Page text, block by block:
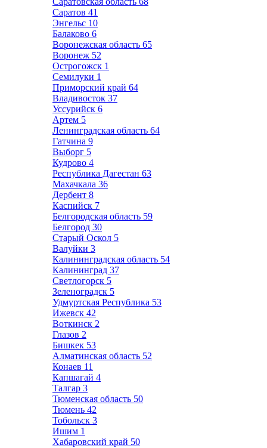
Саратов 41
Энгельс 10
Балаково 6
Воронежская область 65
Воронеж 52
Острогожск 1
Семилуки 1
Приморский край 64
Владивосток 37
Уссурийск 6
Артем 5
Ленинградская область 64
Гатчина 9
Выборг 5
Кудрово 4
Республика Дагестан 63
Махачкала 36
Дербент 8
Каспийск 7
Белгородская область 59
Белгород 30
Старый Оскол 5
Валуйки 3
Калининградская область 54
Калининград 37
Светлогорск 5
Зеленоградск 5
Удмуртская Республика 53
Ижевск 42
Воткинск 2
Глазов 2
Бишкек 53
Алматинская область 52
Конаев 11
Капшагай 4
Талгар 3
Тюменская область 50
Тюмень 42
Тобольск 3
Ишим 1
Хабаровский край 50